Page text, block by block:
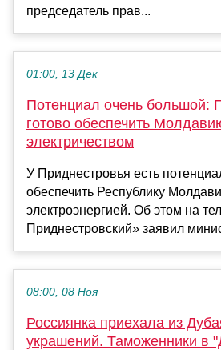
председатель прав...
01:00, 13 Дек
Потенциал очень большой:
готово обеспечить
электричеством
У Приднестровья есть
обеспечить Республику
электроэнергией. Об этом на
Приднестровский» заявил
08:00, 08 Ноя
Россиянка приехала из
украшений. Таможенники в